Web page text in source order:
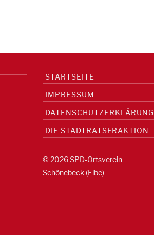
STARTSEITE
IMPRESSUM
DATENSCHUTZERKLÄRUNG
DIE STADTRATSFRAKTION
© 2026 SPD-Ortsverein
Schönebeck (Elbe)